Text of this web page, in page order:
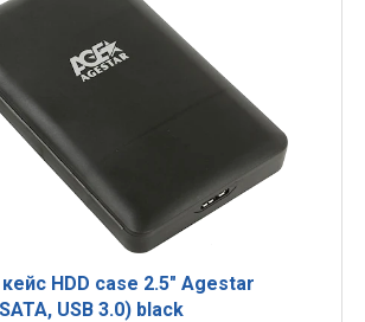
HDD case 2.5" Agestar
USB 3.0) black